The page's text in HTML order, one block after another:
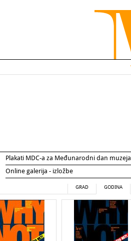
Plakati MDC-a za Međunarodni dan muzeja
Online galerija - izložbe
GRAD GODINA